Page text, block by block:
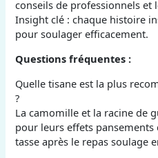
conseils de professionnels et
Insight clé : chaque histoire
pour soulager efficacement.
Questions fréquentes :
Quelle tisane est la plus
?
La camomille et la racine de
pour leurs effets
tasse après le repas soulage